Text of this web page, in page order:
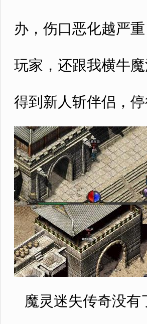
办，伤口恶化越严
玩家，还跟我横牛
得到新人斩伴侣，
魔灵迷失传奇没有